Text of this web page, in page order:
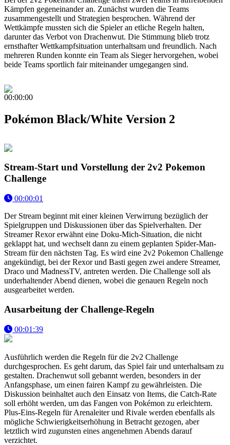
Kämpfen gegeneinander an. Zunächst wurden die Teams
zusammengestellt und Strategien besprochen. Während der
Wettkämpfe mussten sich die Spieler an etliche Regeln halten,
darunter das Verbot von Drachenwut. Die Stimmung blieb trotz
ernsthafter Wettkampfsituation unterhaltsam und freundlich. Nach
mehreren Runden konnte ein Team als Sieger hervorgehen, wobei
beide Teams sportlich fair miteinander umgegangen sind.
00:00:00
Pokémon Black/White Version 2
Stream-Start und Vorstellung der 2v2 Pokemon
Challenge
00:00:01
Der Stream beginnt mit einer kleinen Verwirrung bezüglich der
Spielgruppen und Diskussionen über das Spielverhalten. Der
Streamer Rexor erwähnt eine Doku-Mich-Situation, die nicht
geklappt hat, und wechselt dann zu einem geplanten Spider-Man-
Stream für den nächsten Tag. Es wird eine 2v2 Pokemon Challenge
angekündigt, bei der Rexor und Basti gegen zwei andere Streamer,
Draco und MadnessTV, antreten werden. Die Challenge soll als
underhaltender Abend dienen, wobei die genauen Regeln noch
ausgearbeitet werden.
Ausarbeitung der Challenge-Regeln
00:01:39
Ausführlich werden die Regeln für die 2v2 Challenge
durchgesprochen. Es geht darum, das Spiel fair und unterhaltsam zu
gestalten. Drachenwut soll gebannt werden, besonders in der
Anfangsphase, um einen fairen Kampf zu gewährleisten. Die
Diskussion beinhaltet auch den Einsatz von Items, die Catch-Rate
soll erhöht werden, um das Fangen von Pokémon zu erleichtern.
Plus-Eins-Regeln für Arenaleiter und Rivale werden ebenfalls als
mögliche Schwierigkeitserhöhung in Betracht gezogen, aber
letztlich wird zugunsten eines angenehmen Abends darauf
verzichtet.